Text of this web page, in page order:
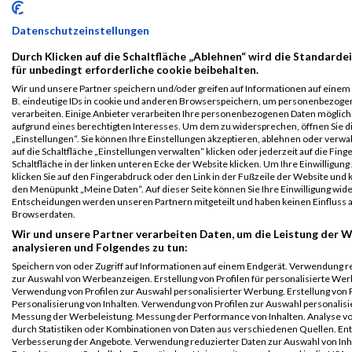
B2Run
Karlsruhe
männlich
Manuel
B2Run
Karlsruhe
Teamwertung
mixed
4694
Manuel
Herbich 0000 GER
FERCHAU
Engineering
GmbH
Legende:
GPos = Geschlechter Position, KPos = Kategorie Position, TPos =
Team Position, DNS = Did not start, DNF = Did not finish, DQ =
Disqualifiziert
Datenschutzeinstellungen
Durch Klicken auf die Schaltfläche „Ablehnen“ wird die
für unbedingt erforderliche cookie beibehalten.
Wir und unsere Partner speichern und/oder greifen auf Informationen auf einem
B. eindeutige IDs in cookie und anderen Browserspeichern, um
verarbeiten. Einige Anbieter verarbeiten Ihre personenbezogenen Daten
aufgrund eines berechtigten Interesses. Um dem zu widersprechen, öffnen Sie
„Einstellungen“. Sie können Ihre Einstellungen akzeptieren, ablehnen oder
auf die Schaltfläche „Einstellungen verwalten“ klicken oder jederzeit auf die
Schaltfläche in der linken unteren Ecke der Website klicken. Um Ihre
klicken Sie auf den Fingerabdruck oder den Link in der Fußzeile der Website und
den Menüpunkt „Meine Daten“. Auf dieser Seite können Sie Ihre Einwilligung
Entscheidungen werden unseren Partnern mitgeteilt und haben keinen Einfluss
Browserdaten.
Wir und unsere Partner verarbeiten Daten, um die Leistung der
analysieren und Folgendes zu tun:
Speichern von oder Zugriff auf Informationen auf einem Endgerät. Verwendung
zur Auswahl von Werbeanzeigen. Erstellung von Profilen für personalisierte
Verwendung von Profilen zur Auswahl personalisierter Werbung. Erstellung von
Personalisierung von Inhalten. Verwendung von Profilen zur Auswahl
Messung der Werbeleistung. Messung der Performance von Inhalten. Analyse
durch Statistiken oder Kombinationen von Daten aus verschiedenen Quellen.
Verbesserung der Angebote. Verwendung reduzierter Daten zur Auswahl von